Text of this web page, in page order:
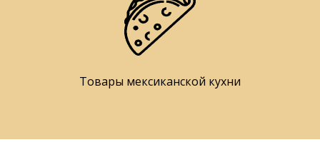
Товары мексиканской кухни